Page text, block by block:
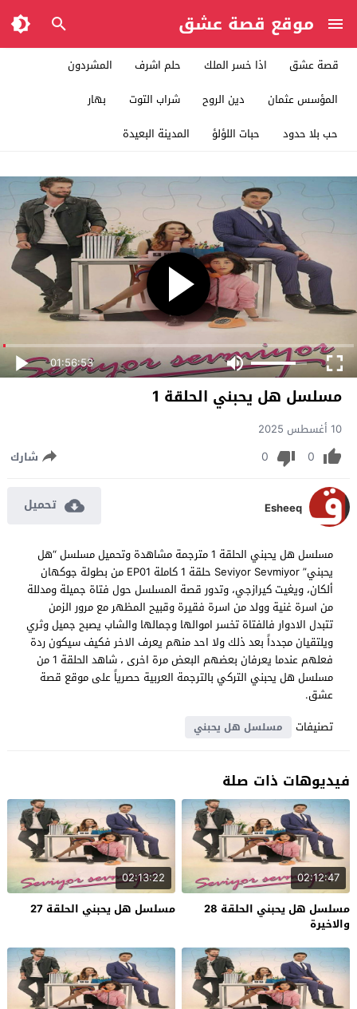
موقع قصة عشق
قصة عشق اذا خسر الملك حلم اشرف
المشردون
المؤسس عثمان
دين الروح شراب التوت
بهار
حب بلا حدود
حبات اللؤلؤ المدينة البعيدة
01:56:53
مسلسل هل يحبني الحلقة 1
10 أغسطس 2025
0
0 شارك
Esheeq تحميل
مسلسل هل يحبني الحلقة 1 مترجمة مشاهدة وتحميل مسلسل “هل
يحبني” Seviyor Sevmiyor حلقة 1 كاملة EP01 من بطولة جوكهان
ألكان، ويغيت كيرازجي، وتدور قصة المسلسل حول فتاة جميلة ومدللة
من اسرة غنية وولد من اسرة فقيرة وقبيح المظهر مع مرور الزمن
تتبدل الادوار فالفتاة تخسر اموالها وجمالها والشاب يصبح جميل وثري
ويلتقيان مجدداً بعد ذلك ولا احد منهم يعرف الاخر فكيف سيكون ردة
فعلهم عندما يعرفان بعضهم البعض مرة اخرى ، شاهد الحلقة 1 من
مسلسل هل يحبني التركي بالترجمة العربية حصرياً على موقع قصة
عشق.
تصنيفات
مسلسل هل يحبني
فيديوهات ذات صلة
02:12:47
مسلسل هل يحبني الحلقة 28
والاخيرة
02:13:22
مسلسل هل يحبني الحلقة 27